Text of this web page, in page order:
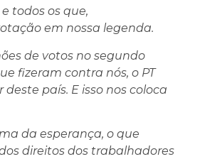
todos os que,
em nossa legenda.
de votos no segundo
fizeram contra nós, o PT
país. E isso nos coloca
da esperança, o que
direitos dos trabalhadores